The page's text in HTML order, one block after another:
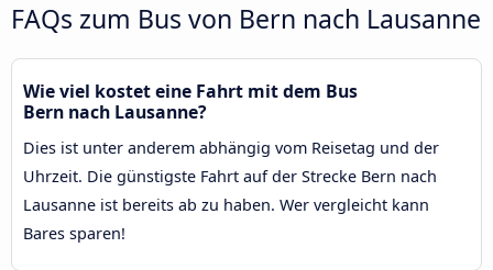
FAQs zum Bus von Bern nach Lausanne
Wie viel kostet eine Fahrt mit dem Bus
Bern nach Lausanne?
Dies ist unter anderem abhängig vom Reisetag und der
Uhrzeit. Die günstigste Fahrt auf der Strecke Bern nach
Lausanne ist bereits ab zu haben. Wer vergleicht kann
Bares sparen!